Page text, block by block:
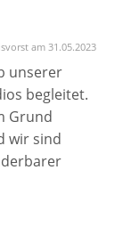
am 05.12.2022
hat